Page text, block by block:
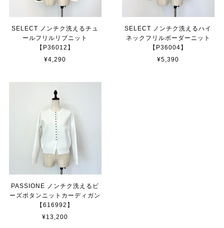
SELECT ノンチク洗えるチュ
ールフリルリブニット
【P36012】
¥4,290
SELECT ノンチク洗えるハイ
ネックフリルボーダーニット
【P36004】
¥5,390
PASSIONE ノンチク洗えるビ
ーズボタンニットカーディガン
【616992】
¥13,200